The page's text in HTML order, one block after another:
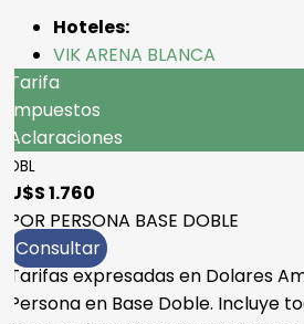
Hoteles:
VIK ARENA BLANCA
1.760
PERSONA BASE DOBLE
Consultar
expresadas en Dolares
en Base Doble. Incluye